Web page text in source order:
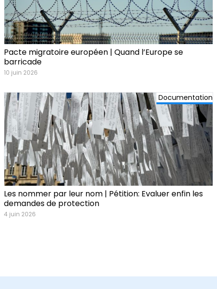
Pacte migratoire européen | Quand l’Europe se
barricade
10 juin 2026
Documentation
Les nommer par leur nom | Pétition: Evaluer enfin les
demandes de protection
4 juin 2026